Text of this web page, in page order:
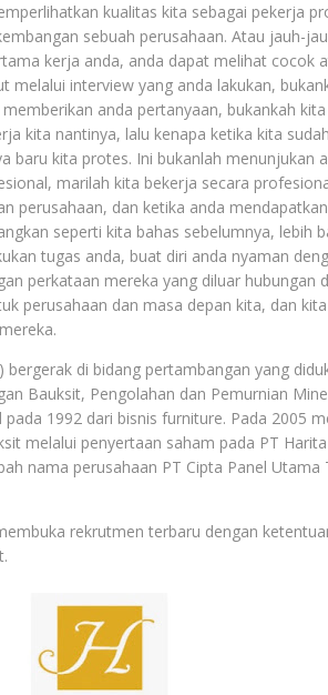
kualitas kita sebagai pekerja
sebuah perusahaan. Atau jauh-
kerja anda, anda dapat melihat cocok
melalui interview yang anda lakukan,
anda pertanyaan, bukankah
kita nantinya, lalu kenapa ketika kita
baru kita protes. Ini bukanlah menunjukan
marilah kita bekerja secara
perusahaan, dan ketika anda
seperti kita bahas sebelumnya, lebih
tugas anda, buat diri anda nyaman
perkataan mereka yang diluar hubungan
perusahaan dan masa depan kita, dan
bergerak di bidang pertambangan yang
Bauksit, Pengolahan dan Pemurnian
1992 dari bisnis furniture. Pada 2005
melalui penyertaan saham pada PT
nama perusahaan PT Cipta Panel Utama
rekrutmen terbaru dengan